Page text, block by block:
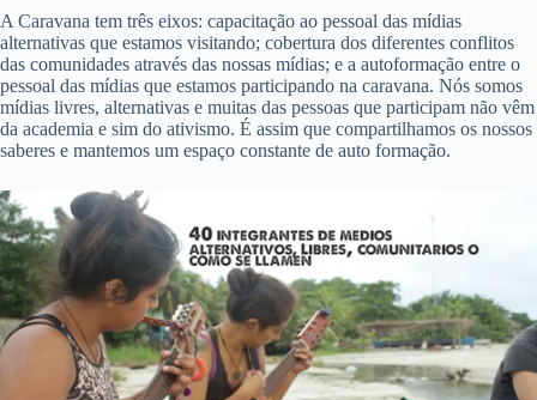
A Caravana tem três eixos: capacitação ao pessoal das mídias
alternativas que estamos visitando; cobertura dos diferentes conflitos
das comunidades através das nossas mídias; e a autoformação entre o
pessoal das mídias que estamos participando na caravana. Nós somos
mídias livres, alternativas e muitas das pessoas que participam não vêm
da academia e sim do ativismo. É assim que compartilhamos os nossos
saberes e mantemos um espaço constante de auto formação.